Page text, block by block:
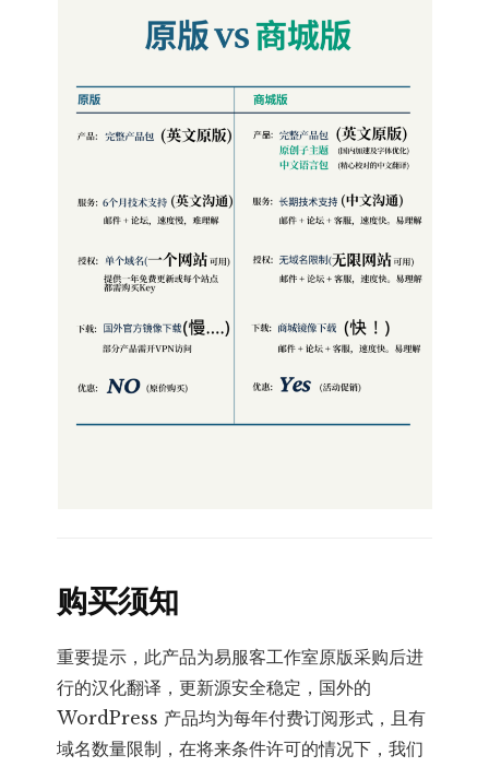
购买须知
重要提示，此产品为易服客工作室原版采购后进
行的汉化翻译，更新源安全稳定，国外的
WordPress 产品均为每年付费订阅形式，且有
域名数量限制，在将来条件许可的情况下，我们